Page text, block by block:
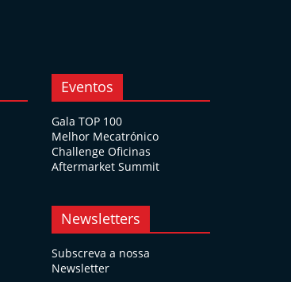
Eventos
Gala TOP 100
Melhor Mecatrónico
Challenge Oficinas
Aftermarket Summit
Newsletters
Subscreva a nossa
Newsletter